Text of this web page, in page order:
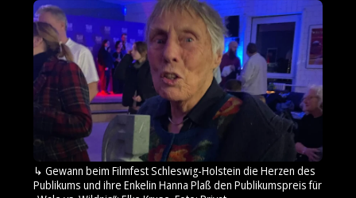
Gewann beim Filmfest Schleswig-Holstein die Herzen des
Publikums und ihre Enkelin Hanna Plaß den Publikumspreis für